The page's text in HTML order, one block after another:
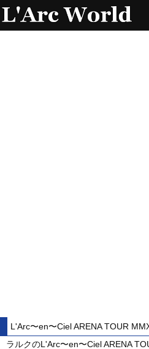
L'Arc〜en〜Ciel ARENA TOUR
ラルクのL'Arc〜en〜Ciel ARENA